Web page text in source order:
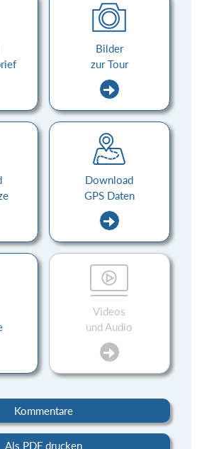
Bilder
zur Tour
Download
GPS Daten
Videos
und Audio
Kommentare
Als PDF drucken